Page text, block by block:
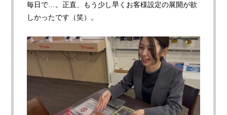
毎日で…。正直、もう少し早くお客様設定の展開が欲
しかったです（笑）。